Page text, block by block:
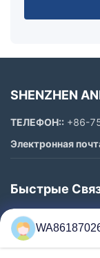
SHENZHEN
ТЕЛЕФОН:: +86-
Электронная
Быстрые
Домой
Продукты